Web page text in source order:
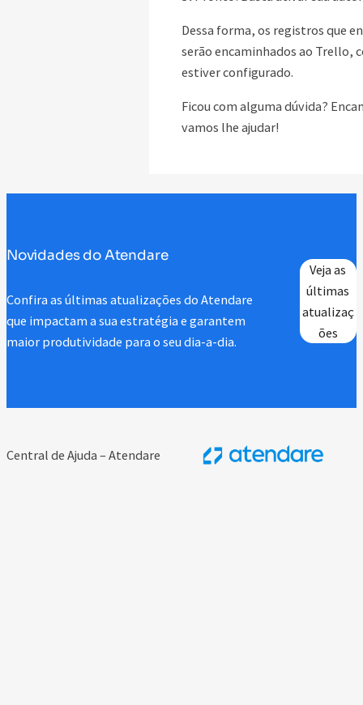
Dessa forma, os registros que
serão encaminhados ao Trello,
estiver configurado.
Ficou com alguma dúvida?
vamos lhe ajudar!
Novidades do Atendare
Confira as últimas atualizações do Atendare
que impactam a sua estratégia e garantem
maior produtividade para o seu dia-a-dia.
Veja as
últimas
atualizaç
ões
Central de Ajuda – Atendare